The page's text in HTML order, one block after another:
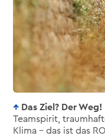
Das Ziel? Der Weg!
Teamspirit,
Klima – das ist das